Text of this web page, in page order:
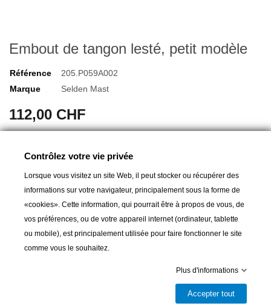
Embout de tangon lesté, petit modèle
Référence
205.P059A002
Marque
Selden Mast
112,00 CHF
Ajouter au panier
Contrôlez votre vie privée
Lorsque vous visitez un site Web, il peut stocker ou récupérer des
informations sur votre navigateur, principalement sous la forme de
«cookies». Cette information, qui pourrait être à propos de vous, de
vos préférences, ou de votre appareil internet (ordinateur, tablette
ou mobile), est principalement utilisée pour faire fonctionner le site
comme vous le souhaitez.
Plus d'informations
Accepter tout